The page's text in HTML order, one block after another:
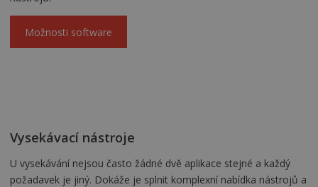
Možnosti software
Vysekávací nástroje
U vysekávání nejsou často žádné dvě aplikace stejné a každý
požadavek je jiný. Dokáže je splnit komplexní nabídka nástrojů a